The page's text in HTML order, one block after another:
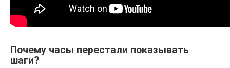
Почему часы перестали показывать
шаги?